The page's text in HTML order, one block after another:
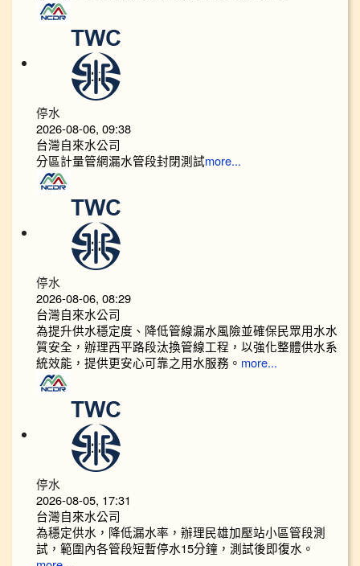
停水
2026-08-06, 09:38
台灣自來水公司
分區計量管網漏水管段封閉測試more...
停水
2026-08-06, 08:29
台灣自來水公司
為提升供水穩定度、降低管線漏水風險並確保民眾用水水
質安全，辦理西平路段汰換管線工程，以強化整體供水系
統效能，提供更安心可靠之用水服務。 more...
停水
2026-08-05, 17:31
台灣自來水公司
為穩定供水，降低漏水率，辦理民雄加壓站小區管段測
試，範圍內各管段短暫停水15分鐘，測試後即復水。